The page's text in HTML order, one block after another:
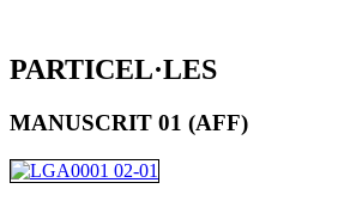
PARTICEL·LES
MANUSCRIT 01 (AFF)